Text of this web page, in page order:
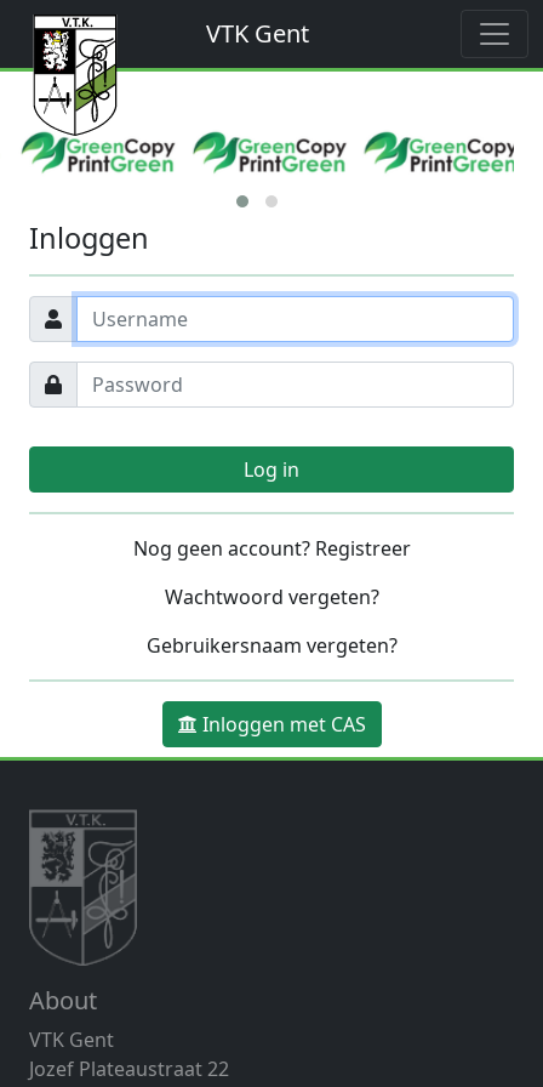
VTK Gent
Inloggen
Log in
Nog geen account? Registreer
Wachtwoord vergeten?
Gebruikersnaam vergeten?
Inloggen met CAS
About
VTK Gent
Jozef Plateaustraat 22